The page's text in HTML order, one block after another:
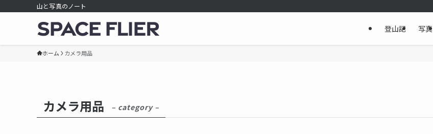
山と写真のノート
登山記 写真
ホーム カメラ用品
カメラ用品 – category –